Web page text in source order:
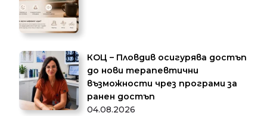
КОЦ – Пловдив осигурява достъп
до нови терапевтични
възможности чрез програми за
ранен достъп
04.08.2026